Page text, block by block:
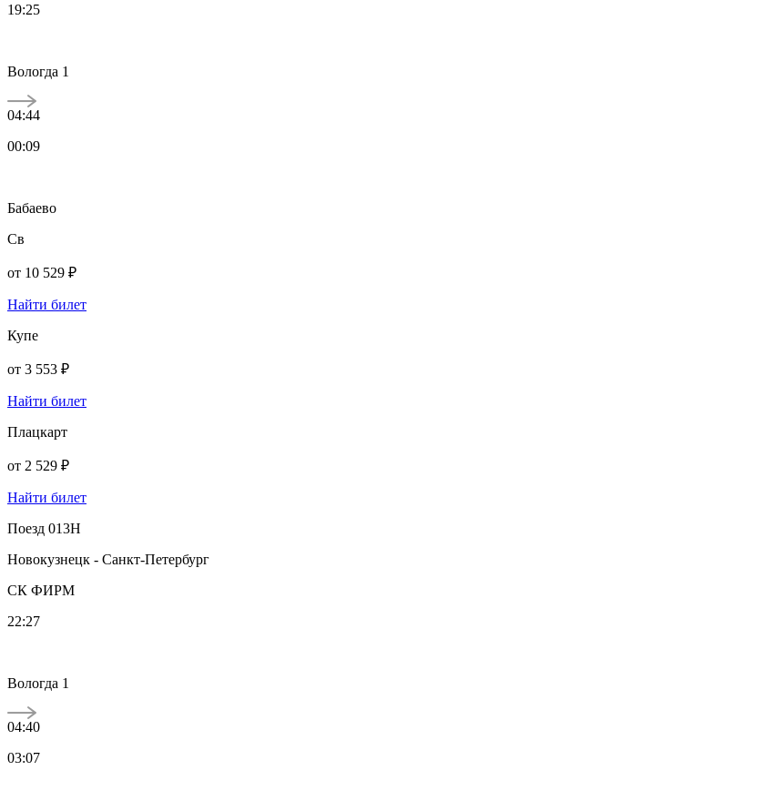
19:25
Вологда 1
04:44
00:09
Бабаево
Св
от 10 529 ₽
Найти билет
Купе
от 3 553 ₽
Найти билет
Плацкарт
от 2 529 ₽
Найти билет
Поезд 013Н
Новокузнецк - Санкт-Петербург
СК ФИРМ
22:27
Вологда 1
04:40
03:07